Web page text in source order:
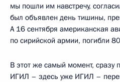
мы пошли им навстречу,
был объявлен день тишины,
А 16 сентября американская
по сирийской армии, погибли
В этот же самый момент, сразу
ИГИЛ – здесь уже ИГИЛ –